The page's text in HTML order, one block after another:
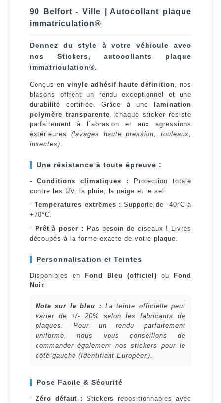
90 Belfort - Ville | Autocollant plaque
immatriculation®
Donnez du style à votre véhicule avec
nos Stickers, autocollants plaque
immatriculation®.
Conçus en vinyle adhésif haute définition, nos
blasons offrent un rendu exceptionnel et une
durabilité certifiée. Grâce à une
lamination
polymère transparente, chaque sticker résiste
parfaitement à l`abrasion et aux agressions
extérieures (lavages haute pression, rouleaux,
insectes).
Une résistance à toute épreuve :
- Conditions climatiques :
Protection totale
contre les UV, la pluie, la neige et le sel.
-Températures extrêmes : Supporte de -40°C à
+70°C.
- Prêt à poser :
Pas besoin de ciseaux ! Livrés
découpés à la forme exacte de votre plaque.
Personnalisation et Teintes
Disponibles en Fond Bleu (officiel) ou
Fond
Noir.
Note sur le bleu : La teinte officielle peut
varier de +/- 20% selon les fabricants de
plaques. Pour un rendu parfaitement
uniforme, nous vous conseillons de
commander également nos stickers pour le
côté gauche (Identifiant Européen).
Pose Facile & Sécurité
-Zéro défaut : Stickers repositionnables avec